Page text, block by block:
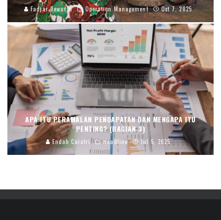
Fadjar Dewanto Operation Management Oct 7, 2025
APA ITU PERAMALAN PENDAPATAN DAN MENGAPA ITU
PENTING? (BAGIAN 3)
Endah Caratri Headline Jul 5, 2025